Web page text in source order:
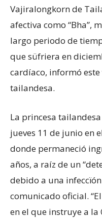
Vajiralongkorn de
afectiva como “Bha”,
largo periodo de
que süfriera en
cardíaco, informó este
tailandesa.
La princesa
jueves 11 de junio en
donde permaneció
años, a raíz de un
debido a una
comunicado oficial.
en el que instruye a la